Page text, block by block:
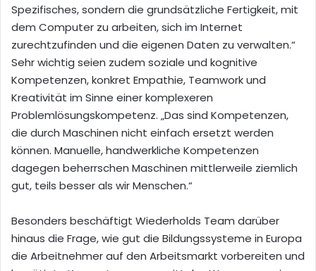
Spezifisches, sondern die grundsätzliche Fertigkeit, mit
dem Computer zu arbeiten, sich im Internet
zurechtzufinden und die eigenen Daten zu verwalten.“
Sehr wichtig seien zudem soziale und kognitive
Kompetenzen, konkret Empathie, Teamwork und
Kreativität im Sinne einer komplexeren
Problemlösungskompetenz. „Das sind Kompetenzen,
die durch Maschinen nicht einfach ersetzt werden
können. Manuelle, handwerkliche Kompetenzen
dagegen beherrschen Maschinen mittlerweile ziemlich
gut, teils besser als wir Menschen.“
Besonders beschäftigt Wiederholds Team darüber
hinaus die Frage, wie gut die Bildungssysteme in Europa
die Arbeitnehmer auf den Arbeitsmarkt vorbereiten und